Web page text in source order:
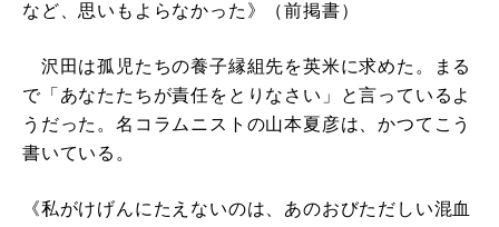
など、思いもよらなかった》（前掲書）
沢田は孤児たちの養子縁組先を英米に求めた。まる
で「あなたたちが責任をとりなさい」と言っているよ
うだった。名コラムニストの山本夏彦は、かつてこう
書いている。
《私がけげんにたえないのは、あのおびただしい混血